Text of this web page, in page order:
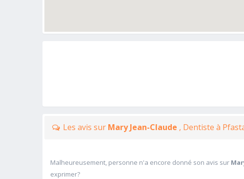
Les avis sur Mary Jean-Claude , Dentiste à
Malheureusement, personne n'a encore donné son avis sur
exprimer?